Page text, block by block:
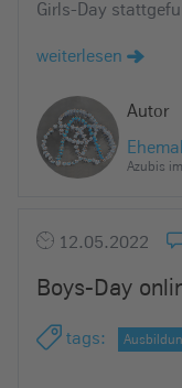
Girls-Day
weiterlesen
Autor
Azubis
12.05.2022
Boys-Day
tags: